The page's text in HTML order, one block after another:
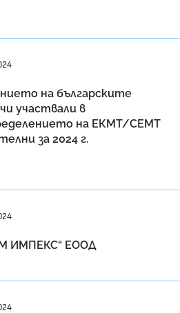
на българските
участвали в
на ЕКМТ/СЕМТ
за 2024 г.
ИМПЕКС“ ЕООД